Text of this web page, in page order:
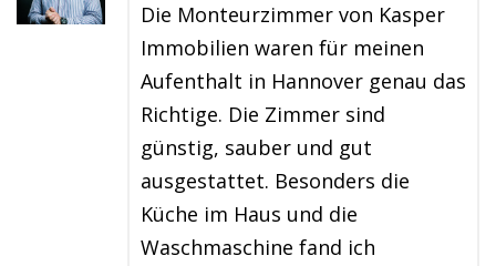
Die Monteurzimmer von Kasper
Immobilien waren für meinen
Aufenthalt in Hannover genau das
Richtige. Die Zimmer sind
günstig, sauber und gut
ausgestattet. Besonders die
Küche im Haus und die
Waschmaschine fand ich